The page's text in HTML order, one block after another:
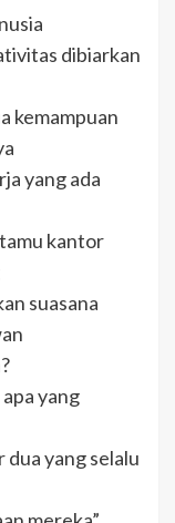
dibiarkan
kemampuan
yang ada
kantor
suasana
yang
dua yang selalu